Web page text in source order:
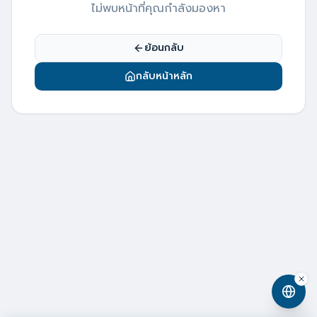
ไม่พบหน้าที่คุณกำลังมองหา
ย้อนกลับ
กลับหน้าหลัก